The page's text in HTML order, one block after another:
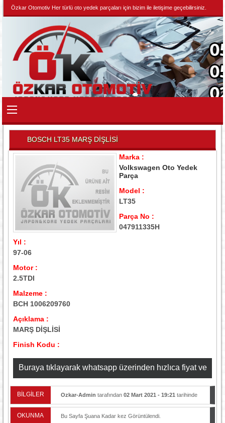
Özkar Otomotiv Her türlü oto yedek parçaları için bizim ile iletişime geçebilirsiniz.
BOSCH LT35 MARŞ DİŞLİSİ
Marka :
Volkswagen Oto Yedek
Parça
Model :
LT35
Parça No :
047911335H
Yıl :
97-06
Motor :
2.5TDI
Malzeme :
BCH 1006209760
Açıklama :
MARŞ DİŞLİSİ
Finish Kodu :
Buraya tıklayarak whatsapp üzerinden hızlıca fiyat ve
stok bilgisi alabilirsiniz
BİLGİLER Ozkar-Admin tarafından 02 Mart 2021 - 19:21 tarihinde
OKUNMA Bu Sayfa Şuana Kadar kez Görüntülendi.